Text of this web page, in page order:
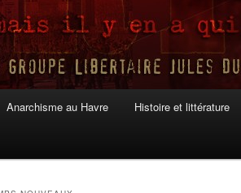
Anarchisme au Havre Histoire et littérature